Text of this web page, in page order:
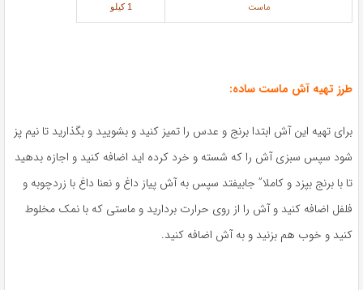
ماست 1 کيلو
طرز تهیه آش ماست ساده:
برای تهیه این آش ابتدا برنج و عدس را تمیز کنید و بشویید و بگذارید تا نیم پز
شود سپس سبزی آش را که شسته و خرد کرده اید اضافه کنید و اجازه بدهید
تا با برنج بپزد و کاملا” جابیفتد سپس به آش پیاز داغ و نعنا داغ با زردچوبه و
فلفل اضافه کنید و آش را از روی حرارت بردارید و ماستی که با نمک مخلوط
کنید و خوب هم بزنید و به آش اضافه کنید.